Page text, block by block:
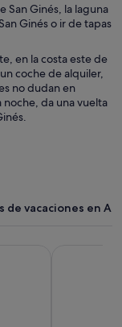
San Ginés, la laguna
Ginés o ir de tapas
en la costa este de
coche de alquiler,
no dudan en
noche, da una vuelta
de vacaciones en